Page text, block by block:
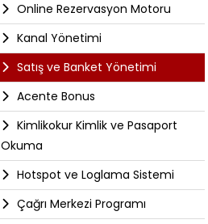
Online Rezervasyon Motoru
Kanal Yönetimi
Satış ve Banket Yönetimi
Acente Bonus
Kimlikokur Kimlik ve Pasaport
Okuma
Hotspot ve Loglama Sistemi
Çağrı Merkezi Programı